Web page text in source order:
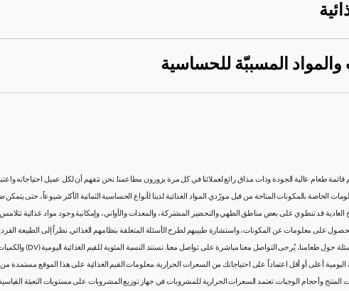
والمواد المسببّة للحساسية
طعام عالية الجودة وذات مذاق رائع لعملائنا في كل مرة يزورون مطاعمنا. نحن نتفهم أن لكل عميل احتياجاته
الخاصة بالمكونات المتاحة من قبل مورّدي المواد الغذائية لدينا لأنواع الحساسية الثمانية الأكثر شيوعاً، حتى
العادية قد تنطوي على بعض مناطق الطهي والتحضير المشتركة، والمعدات والأواني، وإمكانية وجود مواد غذائية
على معلومات عن المكونات، واستشارة طبيبهم لطرح الأسئلة المتعلقة بنظامهم الغذائي. نظراً إلى الطبيعة
قد تكون قيمك اليومية أعلى أو أقل اعتماداً على احتياجاتك من السعرات الحرارية. معلومات القيم الغذائية على هذا
المنتج وأحجام الوجبات. تعتمد السعرات الحرارية للمشروبات في جهاز توزيع المشروبات على مستويات التعبئة